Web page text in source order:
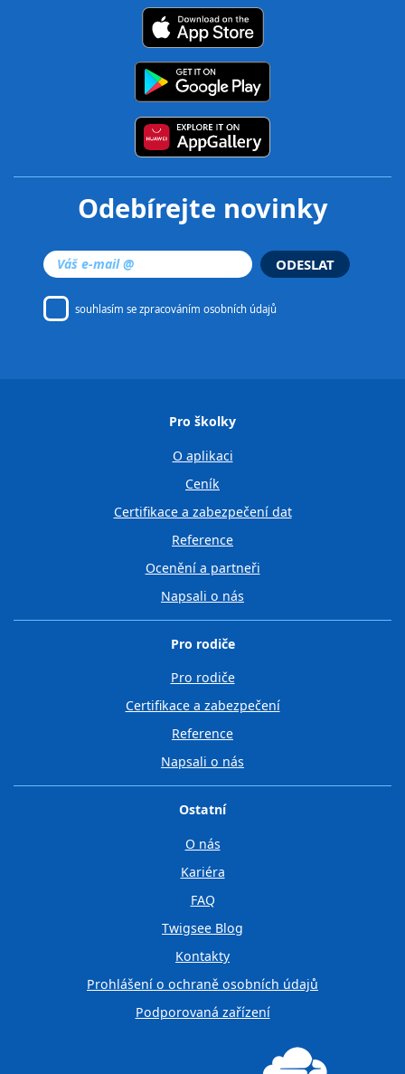
Odebírejte novinky
ODESLAT
souhlasím sezpracováním osobních údajů
Pro školky
O aplikaci
Ceník
Certifikace a zabezpečení dat
Reference
Ocenění a partneři
Napsali o nás
Pro rodiče
Pro rodiče
Certifikace a zabezpečení
Reference
Napsali o nás
Ostatní
O nás
Kariéra
FAQ
Twigsee Blog
Kontakty
Prohlášení o ochraně osobních údajů
Podporovaná zařízení